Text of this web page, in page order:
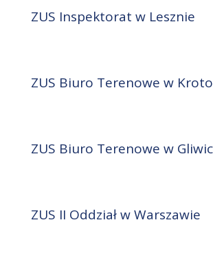
ZUS Inspektorat w Lesznie
ZUS Biuro Terenowe w
ZUS Biuro Terenowe w
ZUS II Oddział w Warszawie